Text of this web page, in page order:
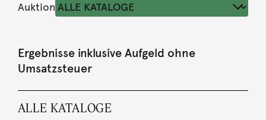
Auktion
Ergebnisse inklusive Aufgeld ohne
Umsatzsteuer
ALLE KATALOGE